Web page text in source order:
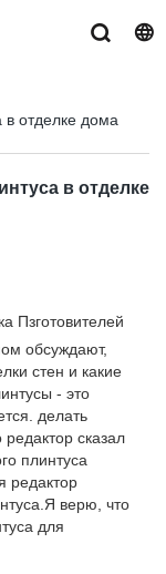
отделке дома
в отделке
Пзготовителей
обсуждают,
стен и какие
- это
делать
сказал
плинтуса
редактор
верю, что
для